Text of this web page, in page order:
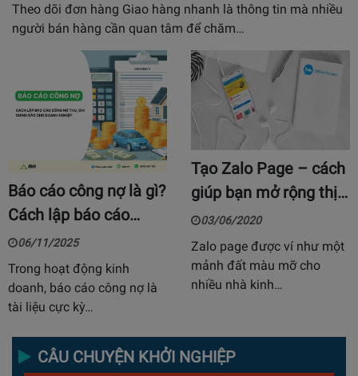
Theo dõi đơn hàng Giao hàng nhanh là thông tin mà nhiều
người bán hàng cần quan tâm để chăm…
Báo cáo công nợ là gì?
Cách lập báo cáo…
06/11/2025
Trong hoạt động kinh
doanh, báo cáo công nợ là
tài liệu cực kỳ…
Tạo Zalo Page – cách
giúp bạn mở rộng thị…
03/06/2020
Zalo page được ví như một
mảnh đất màu mỡ cho
nhiều nhà kinh…
CÂU CHUYỆN KHỞI NGHIỆP